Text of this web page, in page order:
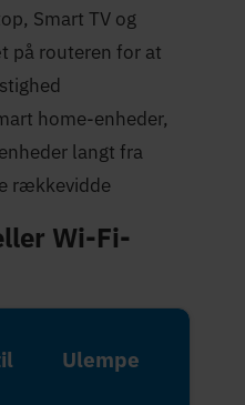
Smart TV og
på routeren for at
home-enheder,
langt fra
rækkevidde
Wi-Fi-
Ulempe